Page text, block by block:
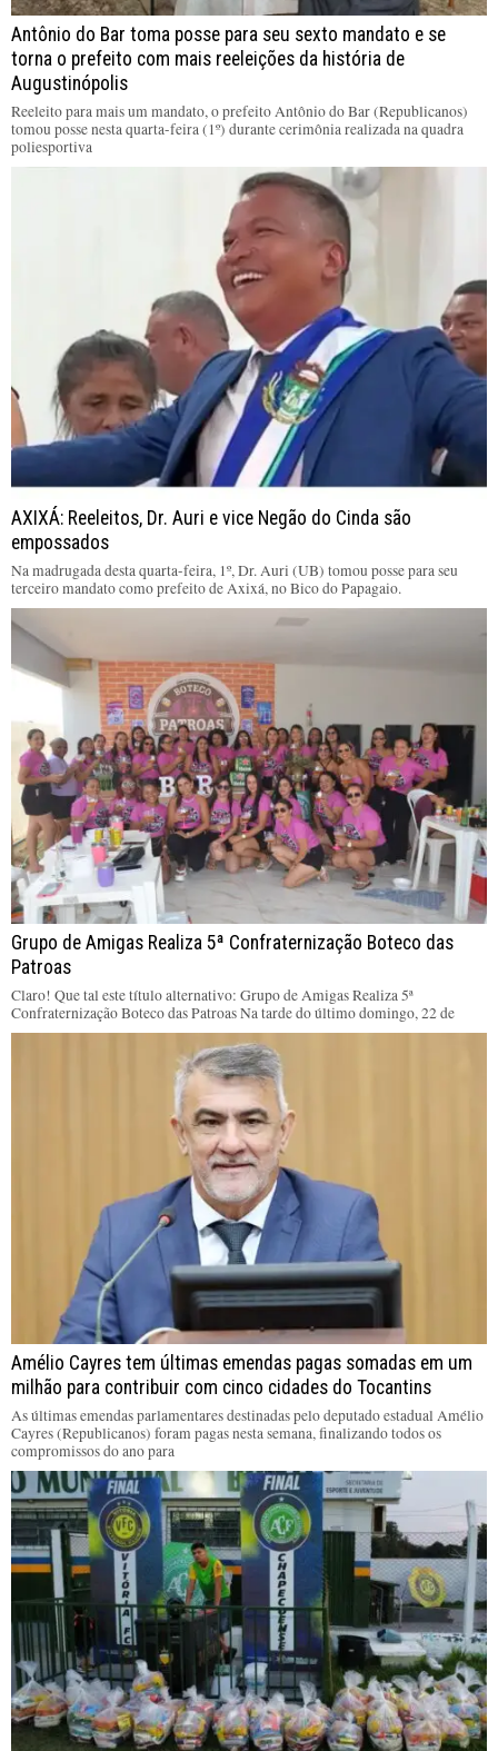
Antônio do Bar toma posse para seu sexto mandato e se
torna o prefeito com mais reeleições da história de
Augustinópolis
Reeleito para mais um mandato, o prefeito Antônio do Bar (Republicanos)
tomou posse nesta quarta-feira (1º) durante cerimônia realizada na quadra
poliesportiva
AXIXÁ: Reeleitos, Dr. Auri e vice Negão do Cinda são
empossados
Na madrugada desta quarta-feira, 1º, Dr. Auri (UB) tomou posse para seu
terceiro mandato como prefeito de Axixá, no Bico do Papagaio.
Grupo de Amigas Realiza 5ª Confraternização Boteco das
Patroas
Claro! Que tal este título alternativo: Grupo de Amigas Realiza 5ª
Confraternização Boteco das Patroas Na tarde do último domingo, 22 de
Amélio Cayres tem últimas emendas pagas somadas em um
milhão para contribuir com cinco cidades do Tocantins
As últimas emendas parlamentares destinadas pelo deputado estadual Amélio
Cayres (Republicanos) foram pagas nesta semana, finalizando todos os
compromissos do ano para